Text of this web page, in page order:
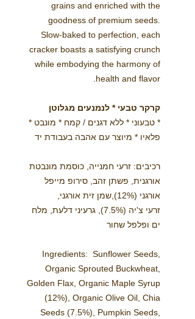
grains and enriched with the
goodness of premium seeds.
Slow-baked to perfection, each
cracker boasts a satisfying crunch
while embodying the harmony of
health and flavor.
קרקר טבעי * לנמנעים מגלוטן
* טבעוני * ללא דגנים / קמח * מונבט *
פלאיו * מיוצר עם אהבה בעבודת יד
רכיבים: זרעי חמנייה, כוסמת מונבטת
אורגנית, פשתן זהב, סירופ מייפל
אורגני (12%),שמן זית אורגני,
זרעי צ'יה (7.5%), גרעיני דלעת, מלח
ים ופלפל שחור
Ingredients: Sunflower Seeds,
Organic Sprouted Buckwheat,
Golden Flax, Organic Maple Syrup
(12%), Organic Olive Oil, Chia
Seeds (7.5%), Pumpkin Seeds,